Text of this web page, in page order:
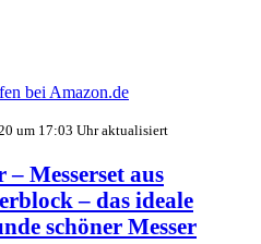
bei Amazon.de
um 17:03 Uhr aktualisiert
Messerset aus
– das ideale
schöner Messer